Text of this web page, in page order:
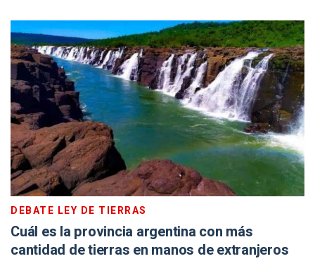
DEBATE LEY DE TIERRAS
Cuál es la provincia argentina con más
cantidad de tierras en manos de extranjeros